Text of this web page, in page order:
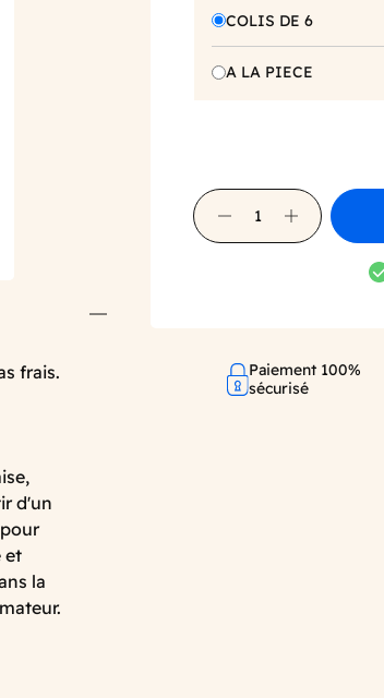
frais.
d'un
et
la
COLIS DE 6
A LA PIECE
Paiement 100%
sécurisé